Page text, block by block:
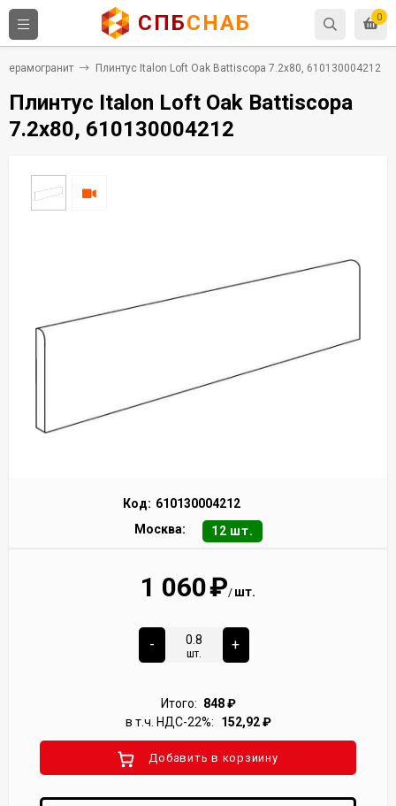
0
СПБСНАБ
Керамогранит Плинтус Italon Loft Oak Battiscopa 7.2x80, 610130004212
Плинтус Italon Loft Oak Battiscopa
7.2x80, 610130004212
Код: 610130004212
Москва:
12 шт.
1 060₽/ шт.
-
шт.
+
Итого: 848₽
в т.ч. НДС-22%:
152,92₽
Добавить в корзиину